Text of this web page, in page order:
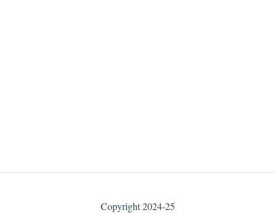
Copyright 2024-25